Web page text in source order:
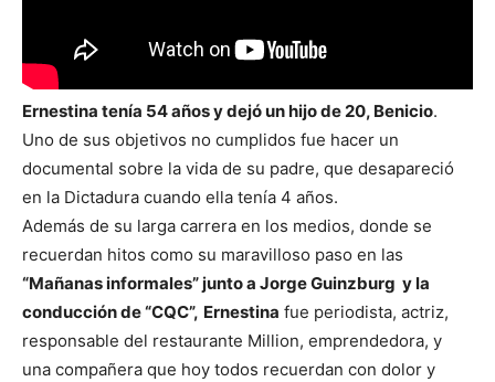
Ernestina tenía 54 años y dejó un hijo de 20, Benicio.
Uno de sus objetivos no cumplidos fue hacer un
documental sobre la vida de su padre, que desapareció
en la Dictadura cuando ella tenía 4 años.
Además de su larga carrera en los medios, donde se
recuerdan hitos como su maravilloso paso en las
“Mañanas informales” junto a Jorge Guinzburg y la
conducción de “CQC”, Ernestina fue periodista, actriz,
responsable del restaurante Million, emprendedora, y
una compañera que hoy todos recuerdan con dolor y